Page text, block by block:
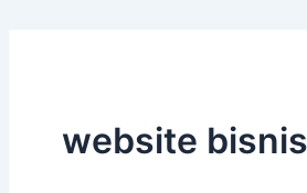
website bisnis